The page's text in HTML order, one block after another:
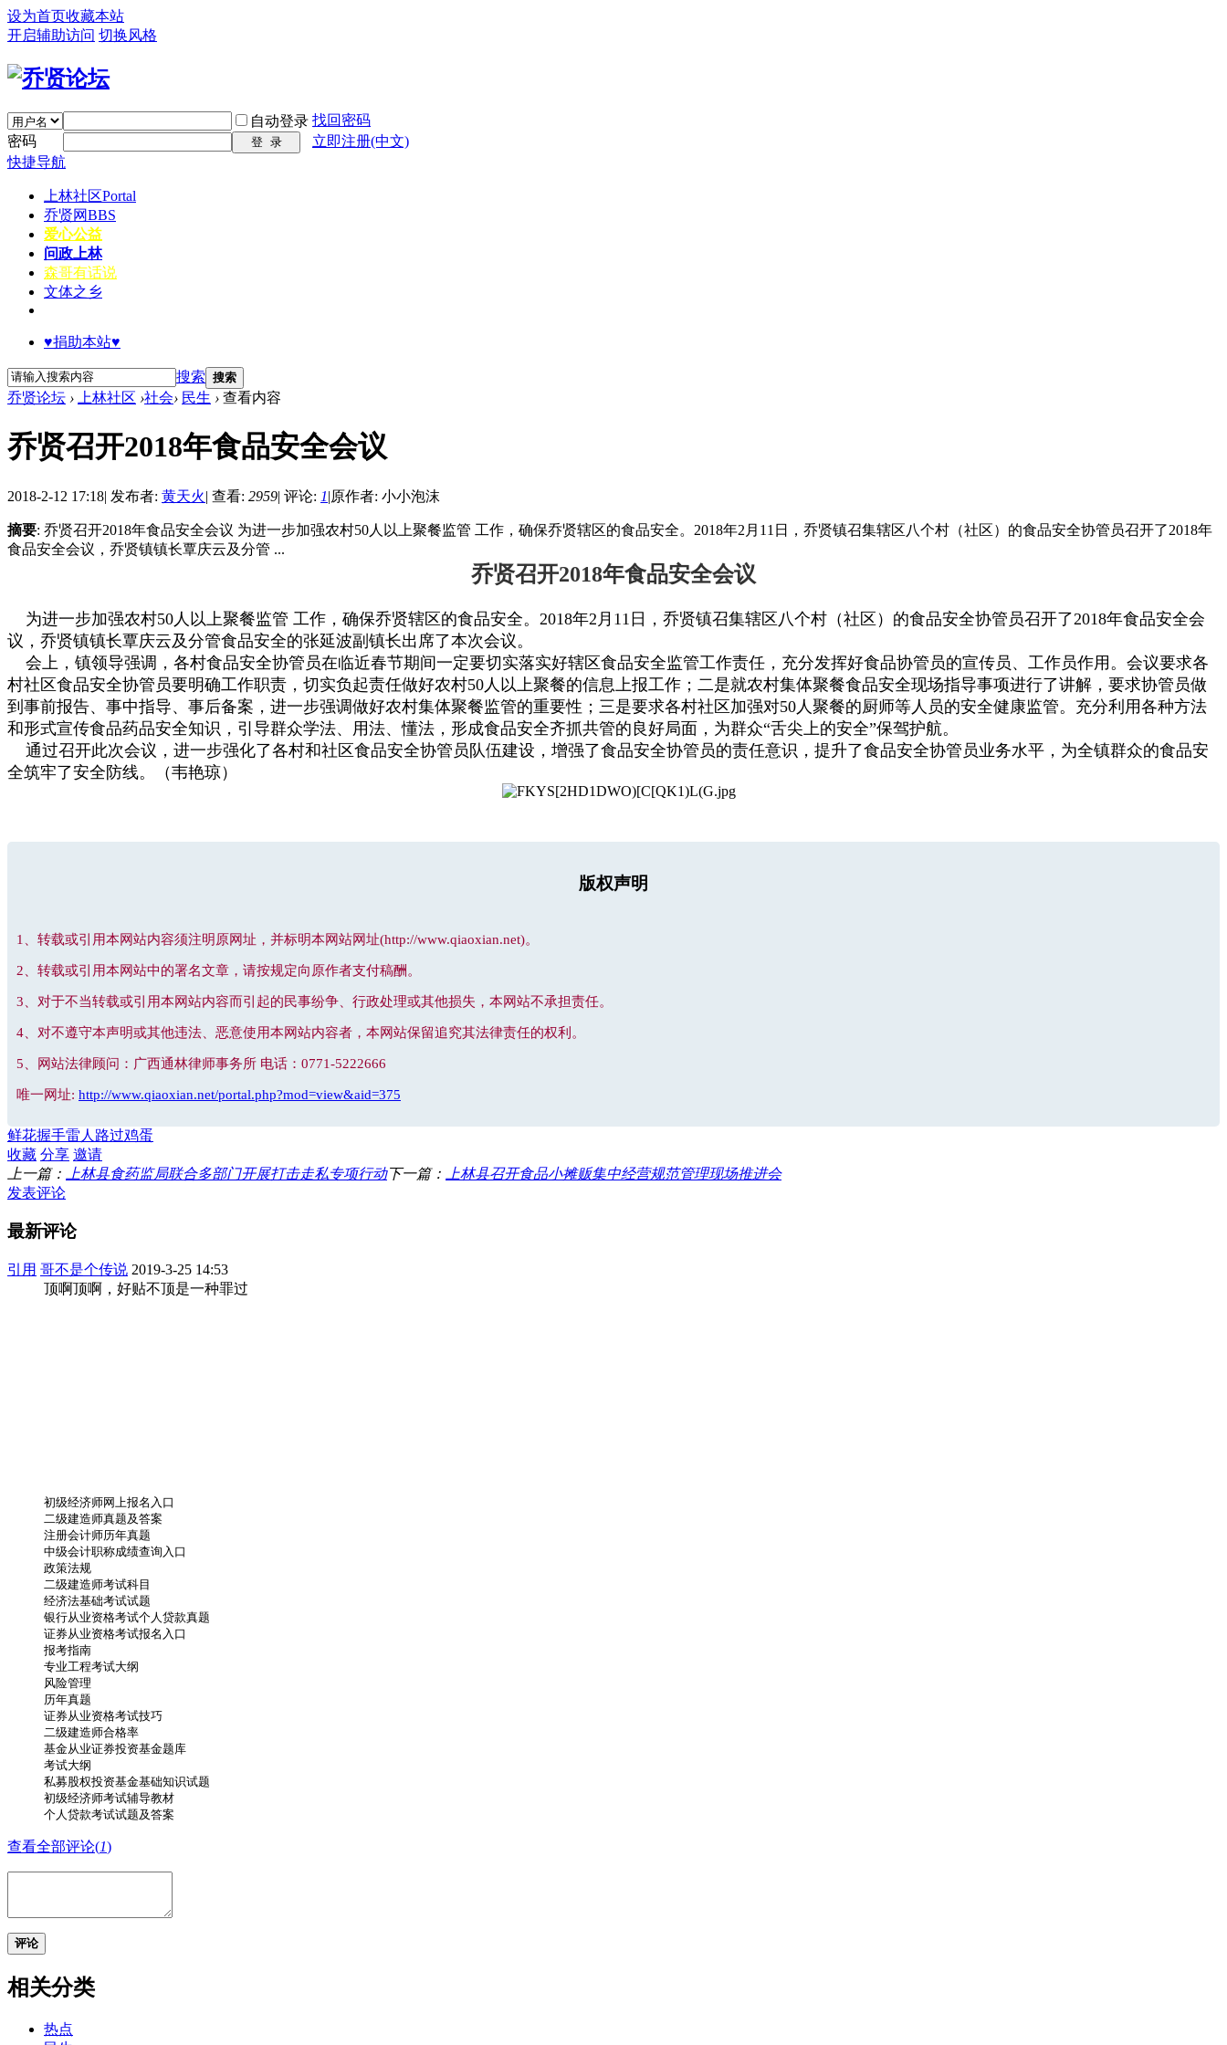
设为首页收藏本站
开启辅助访问 切换风格
自动登录 找回密码
密码
登 录
立即注册(中文)
快捷导航
上林社区Portal
乔贤网BBS
爱心公益
问政上林
森哥有话说
文体之乡
♥捐助本站♥
搜索 搜索
乔贤论坛 › 上林社区 ›社会› 民生 › 查看内容
乔贤召开2018年食品安全会议
2018-2-12 17:18| 发布者: 黄天火| 查看: 2959| 评论: 1|原作者: 小小泡沫
摘要: 乔贤召开2018年食品安全会议 为进一步加强农村50人以上聚餐监管 工作，确保乔贤辖区的食品安全。2018年2月11日，乔贤镇召集辖区八个村（社区）的食品安全协管员召开了2018年
食品安全会议，乔贤镇镇长覃庆云及分管 ...
乔贤召开2018年食品安全会议
为进一步加强农村50人以上聚餐监管 工作，确保乔贤辖区的食品安全。2018年2月11日，乔贤镇召集辖区八个村（社区 ）的食品安全协管员召开了2018年食品安全会
议，乔贤镇镇长覃庆云及分管食品安全的张延波副镇长出席了本次会议。
会上，镇领导强调，各村食品安全协管员在临近春节期间一定要切实落实好辖区食品安全监管工作责任，充分发挥好食品协管员的宣传员、工作员作用。会议要求各
村社区食品安全协管员要明确工作职责，切实负起责任做好农村50人以上聚餐的信息上报工作；二是就农村集体聚餐食品安全现场指导事项进行了讲解，要求协管员做
到事前报告、事中指导、事后备案，进一步强调做好农村集体聚餐监管的重要性；三是要求各村社区加强对50人聚餐的厨师等人员的安全健康监管。充分利用各种方法
和形式宣传食品药品安全知识，引导群众学法、用法、懂法，形成食品安全齐抓共管的良好局面，为群众“舌尖上的安全”保驾护航。
通过召开此次会议，进一步强化了各村和社区食品安全协管员队伍建设，增强了食品安全协管员的责任意识，提升了食品安全协管员业务水平，为全镇群众的食品安
全筑牢了安全防线。（韦艳琼）
版权声明
1、转载或引用本网站内容须注明原网址，并标明本网站网址(http://www.qiaoxian.net)。
2、转载或引用本网站中的署名文章，请按规定向原作者支付稿酬。
3、对于不当转载或引用本网站内容而引起的民事纷争、行政处理或其他损失，本网站不承担责任。
4、对不遵守本声明或其他违法、恶意使用本网站内容者，本网站保留追究其法律责任的权利。
5、网站法律顾问：广西通林律师事务所 电话：0771-5222666
唯一网址: http://www.qiaoxian.net/portal.php?mod=view&aid=375
鲜花握手雷人 路过鸡蛋
收藏 分享 邀请
上一篇：
上林县食药监局联合多部门开展打击走私专项行动下一篇：
上林县召开食品小摊贩集中经营规范管理现场推进会
发表评论
最新评论
引用 哥不是个传说 2019-3-25 14:53
顶啊顶啊，好贴不顶是一种罪过
初级经济师网上报名入口
二级建造师真题及答案
注册会计师历年真题
中级会计职称成绩查询入口
政策法规
二级建造师考试科目
经济法基础考试试题
银行从业资格考试个人贷款真题
证券从业资格考试报名入口
报考指南
专业工程考试大纲
风险管理
历年真题
证券从业资格考试技巧
二级建造师合格率
基金从业证券投资基金题库
考试大纲
私募股权投资基金基础知识试题
初级经济师考试辅导教材
个人贷款考试试题及答案
查看全部评论(1)
评论
相关分类
热点